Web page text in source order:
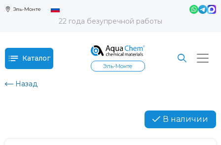
Эль-Монте
22 года безупречной работы
Каталог
Эль-Монте
Назад
В наличии